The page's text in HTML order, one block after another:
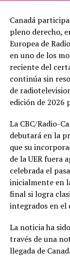
Canadá
pleno derecho,
Europea de
en uno de los
reciente del
continúa sin
de
edición de 2026
La CBC/Radio-
debutará en la
que su
de la UER fuera
celebrada el
inicialmente en
final si logra
integrados en el
La noticia ha
través de una
llegada de